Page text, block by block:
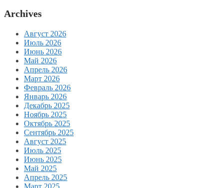
Archives
Август 2026
Июль 2026
Июнь 2026
Май 2026
Апрель 2026
Март 2026
Февраль 2026
Январь 2026
Декабрь 2025
Ноябрь 2025
Октябрь 2025
Сентябрь 2025
Август 2025
Июль 2025
Июнь 2025
Май 2025
Апрель 2025
Март 2025